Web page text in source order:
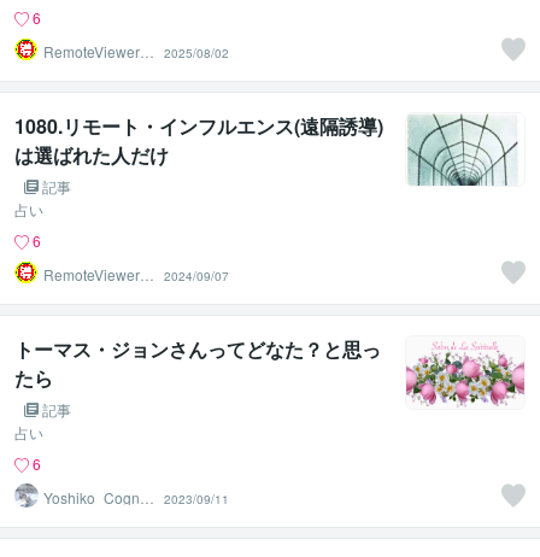
6
RemoteViewer導
2025/08/02
1080.リモート・インフルエンス(遠隔誘導)
は選ばれた人だけ
記事
占い
6
RemoteViewer導
2024/09/07
トーマス・ジョンさんってどなた？と思っ
たら
記事
占い
6
Yoshiko_Cogniz
2023/09/11